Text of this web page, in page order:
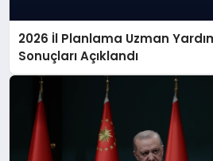
2026 İl Planlama Uzman
Sonuçları Açıklandı